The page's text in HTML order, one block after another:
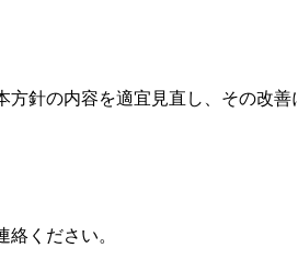
針の内容を適宜見直し、その改善
ください。